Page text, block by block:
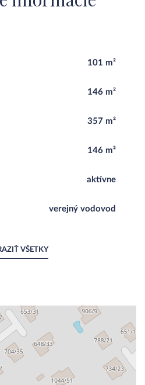
101 m²
146 m²
357 m²
146 m²
aktívne
verejný vodovod
VŠETKY